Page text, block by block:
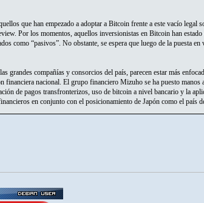
que han empezado a adoptar a Bitcoin frente a este vacío legal
Por los momentos, aquellos inversionistas en Bitcoin han
como “pasivos”. No obstante, se espera que luego de la puesta
grandes compañías y consorcios del país, parecen estar más
financiera nacional. El grupo financiero Mizuho se ha puesto manos
de pagos transfronterizos, uso de bitcoin a nivel bancario y la
en conjunto con el posicionamiento de Japón como el país